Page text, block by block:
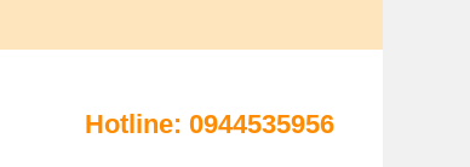
Hotline: 0944535956